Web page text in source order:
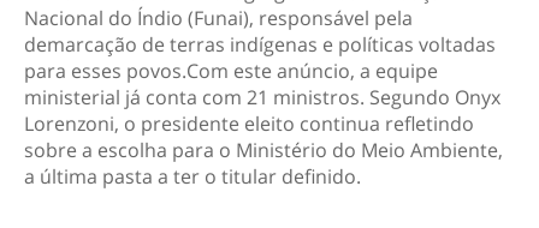
Nacional do Índio (Funai), responsável pela
demarcação de terras indígenas e políticas voltadas
para esses povos.Com este anúncio, a equipe
ministerial já conta com 21 ministros. Segundo Onyx
Lorenzoni, o presidente eleito continua refletindo
sobre a escolha para o Ministério do Meio Ambiente,
a última pasta a ter o titular definido.